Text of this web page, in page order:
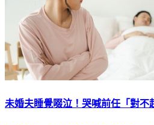
未婚夫睡覺啜泣！哭喊前任「對